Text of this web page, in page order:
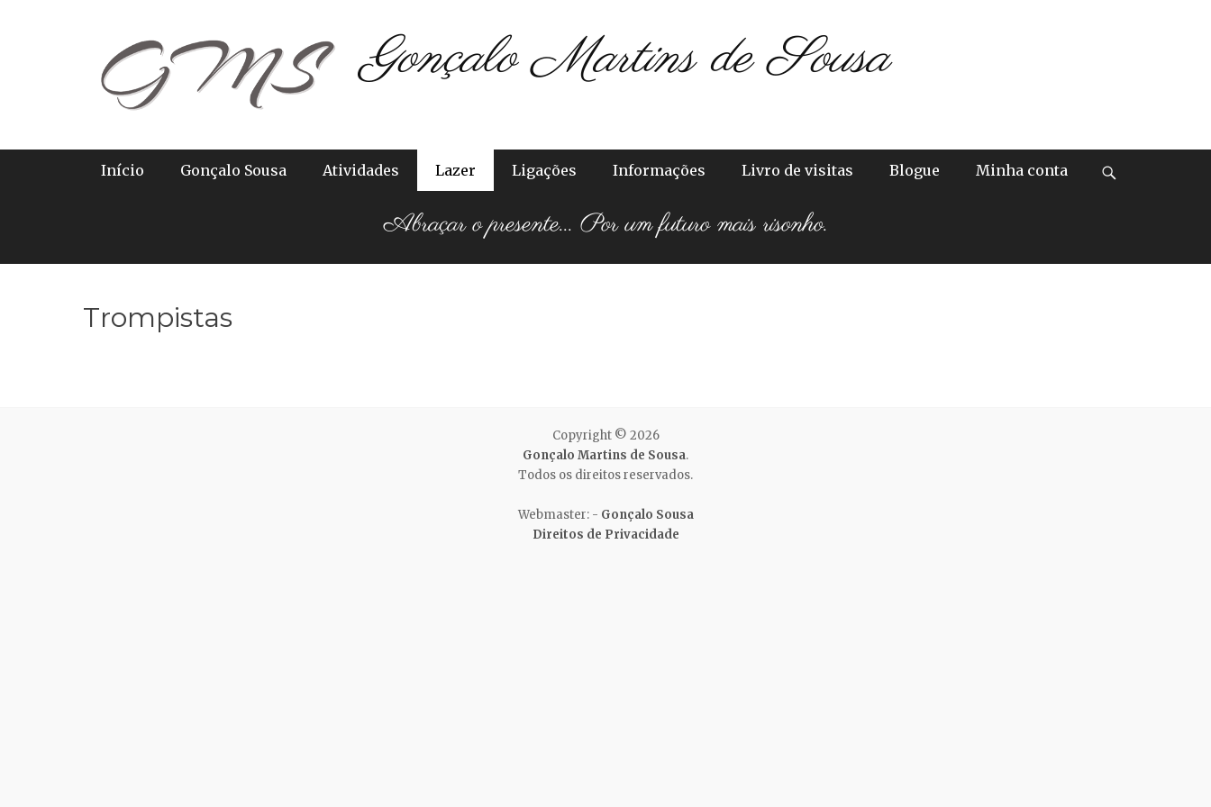
Gonçalo Martins de Sousa
Primary Menu
Início Gonçalo Sousa Atividades Lazer Ligações Informações Livro de visitas Blogue Minha conta
Abraçar o presente... Por um futuro mais risonho.
Trompistas
Copyright © 2026
Gonçalo Martins de Sousa.
Todos os direitos reservados.
Webmaster: - Gonçalo Sousa
Direitos de Privacidade